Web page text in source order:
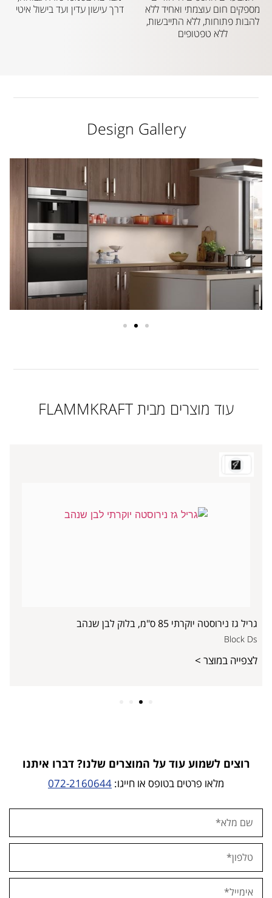
מספקים חום עוצמתי ואחיד ללא
להבות פתוחות, ללא התייבשות,
ללא טפטופים
דרך עישון עדין ועד בישול איטי
Design Gallery
עוד מוצרים מבית FLAMMKRAFT
גריל גז נירוסטה יוקרתי 85 ס"מ, בלוק לבן שנהב
Block Ds
לצפייה במוצר >
רוצים לשמוע עוד על המוצרים שלנו? דברו איתנו
מלאו פרטים בטופס או חייגו: 072-2160644